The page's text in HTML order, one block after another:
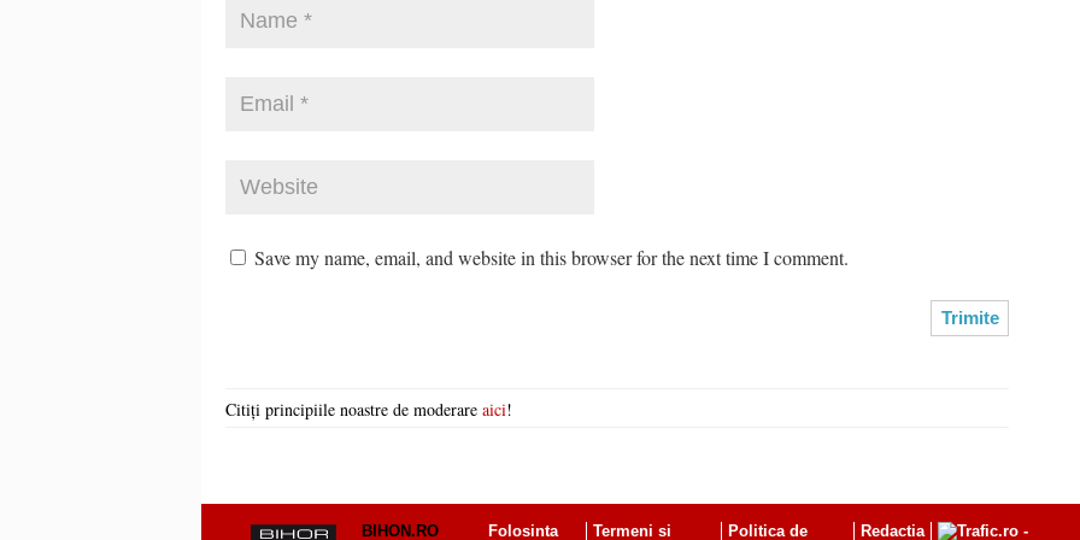
Save my name, email, and website in this browser for the next time I comment.
Citiți principiile noastre de moderare aici!
BIHON.RO Folosinta Termeni si Politica de Redactia